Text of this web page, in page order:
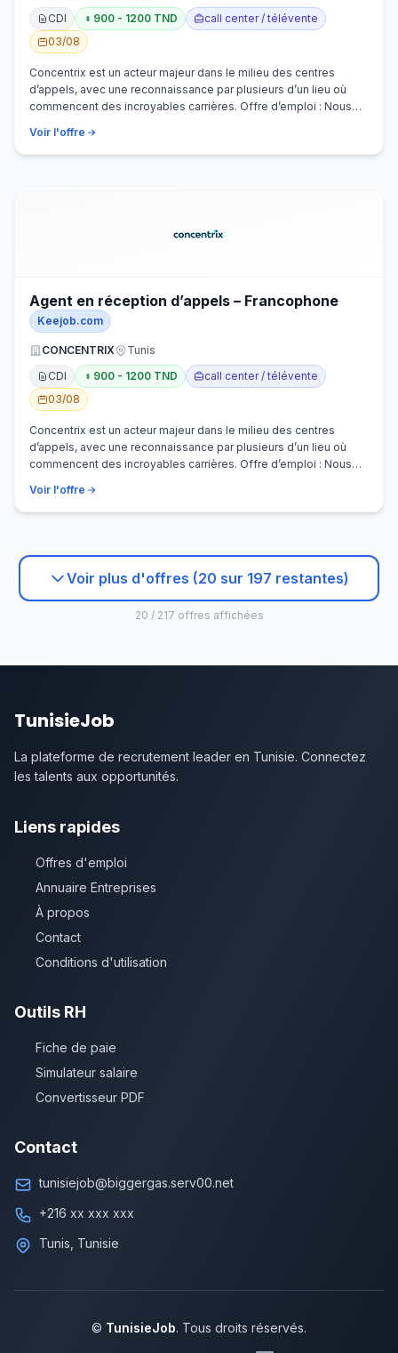
CDI
900 - 1200 TND
call center / télévente
03/08
Concentrix est un acteur majeur dans le milieu des centres
d’appels, avec une reconnaissance par plusieurs d’un lieu où
commencent des incroyables carrières. Offre d’emploi : Nous
Voir l'offre
Agent en réception d’appels – Francophone
Keejob.com
CONCENTRIX
Tunis
CDI
900 - 1200 TND
call center / télévente
03/08
Concentrix est un acteur majeur dans le milieu des centres
d’appels, avec une reconnaissance par plusieurs d’un lieu où
commencent des incroyables carrières. Offre d’emploi : Nous
Voir l'offre
Voir plus d'offres (20 sur 197 restantes)
20 / 217 offres affichées
TunisieJob
La plateforme de recrutement leader en Tunisie. Connectez
les talents aux opportunités.
Liens rapides
Offres d'emploi
Annuaire Entreprises
À propos
Contact
Conditions d'utilisation
Outils RH
Fiche de paie
Simulateur salaire
Convertisseur PDF
Contact
tunisiejob@biggergas.serv00.net
+216 xx xxx xxx
Tunis, Tunisie
© TunisieJob. Tous droits réservés.